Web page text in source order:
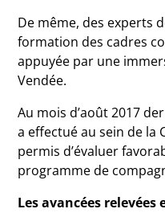
De même, des experts
formation des cadres
appuyée par une
Vendée.
Au mois d’août 2017
a effectué au sein de la
permis d’évaluer
programme de
Les avancées